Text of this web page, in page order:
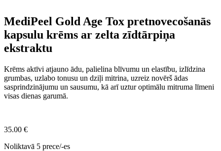
MediPeel Gold Age Tox pretnovecošanās
kapsulu krēms ar zelta zīdtārpiņa
ekstraktu
Krēms aktīvi atjauno ādu, palielina blīvumu un elastību, izlīdzina
grumbas, uzlabo tonusu un dziļi mitrina, uzreiz novērš ādas
sasprindzinājumu un sausumu, kā arī uztur optimālu mitruma līmeni
visas dienas garumā.
35.00 €
Noliktavā 5 prece/-es